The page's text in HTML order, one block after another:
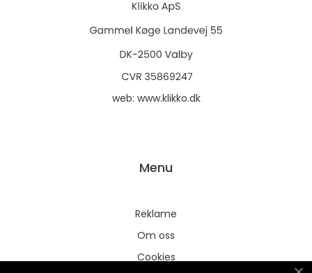
web: www.klikko.dk
Menu
Reklame
Om oss
Cookies